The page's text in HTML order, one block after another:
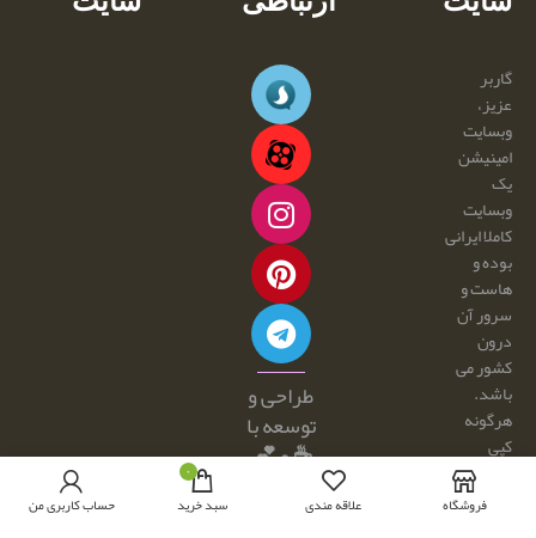
گاربر
عزیز،
وبسایت
امینیشن
یک
وبسایت
کاملا ایرانی
بوده و
هاست و
سرور آن
درون
کشور می
باشد.
هرگونه
کپی
برداری و
فروش
طراحی و
توسعه با
☕ و 💕
امینیشن فروشگاه علاقه مندی
۰
سبد خرید حساب کاربری من